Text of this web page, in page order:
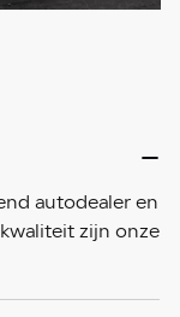
autodealer en
zijn onze